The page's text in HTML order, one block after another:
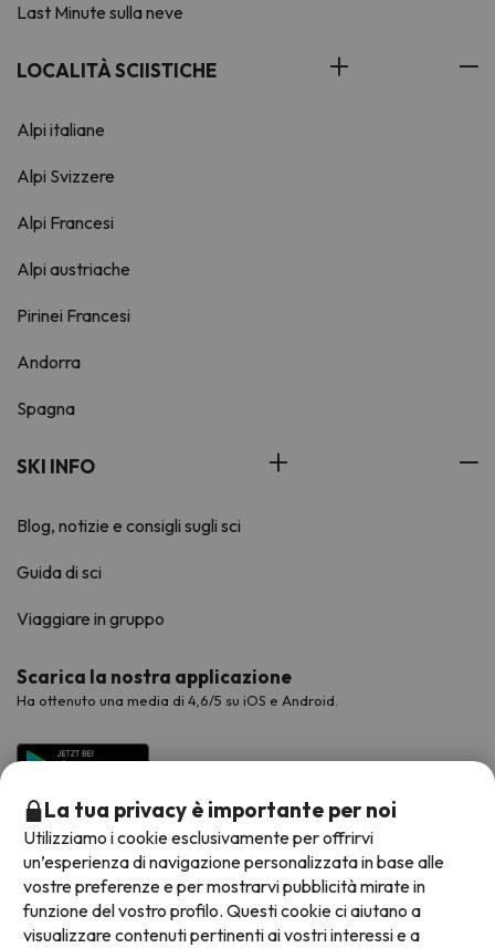
Last Minute sulla neve
LOCALITÀ SCIISTICHE
Alpi italiane
Alpi Svizzere
Alpi Francesi
Alpi austriache
Pirinei Francesi
Andorra
Spagna
SKI INFO
Blog, notizie e consigli sugli sci
Guida di sci
Viaggiare in gruppo
Scarica la nostra applicazione
Ha ottenuto una media di 4,6/5 su iOS e Android.
Metodi di pagamento disponibili
La tua privacy è importante per noi
Utilizziamo i cookie esclusivamente per offrirvi
un’esperienza di navigazione personalizzata in base alle
vostre preferenze e per mostrarvi pubblicità mirate in
funzione del vostro profilo. Questi cookie ci aiutano a
visualizzare contenuti pertinenti ai vostri interessi e a